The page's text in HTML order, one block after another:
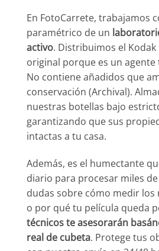
En FotoCarrete, trabajamos
paramétrico de un
activo. Distribuimos el Kodak
original porque es un
No contiene añadidos que
conservación (Archival).
nuestras botellas bajo
garantizando que sus
intactas a tu casa.
Además, es el humectante
diario para procesar miles
dudas sobre cómo medir los
o por qué tu película queda
técnicos te asesorarán
real de cubeta. Protege tus